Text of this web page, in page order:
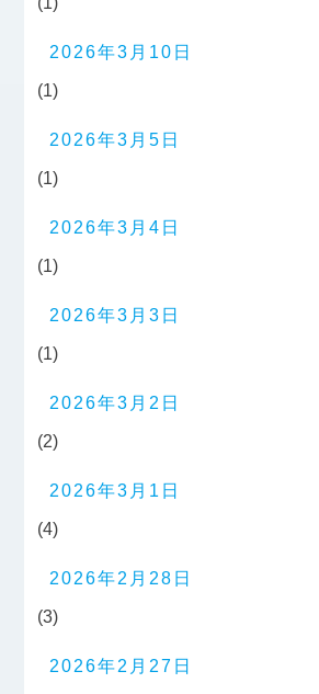
2026年3月10日
(1)
2026年3月5日
(1)
2026年3月4日
(1)
2026年3月3日
(1)
2026年3月2日
(2)
2026年3月1日
(4)
2026年2月28日
(3)
2026年2月27日